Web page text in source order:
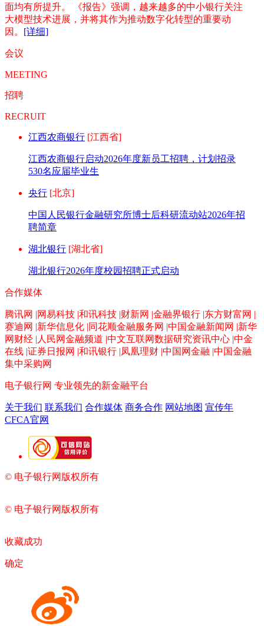
面均有所提升。 《报告》强调，越来越多的中小银行关注
大模型技术进展，并将其作为推动数字化转型的重要动
因。 [详细]
会议
MEETING
招聘
RECRUIT
江西农商银行 [江西省]
江西农商银行启动2026年度新员工招聘，计划招录
530名应届毕业生
央行 [北京]
中国人民银行金融研究所博士后科研流动站2026年招
聘简章
湖北银行 [湖北省]
湖北银行2026年度校园招聘正式启动
合作媒体
腾讯网 |网易科技 |和讯科技 |财新网 |金融界银行 |东方财富网 |
赛迪网 |新华信息化 |同花顺金融服务网 |中国金融新闻网 |新华
网财经 |人民网金融频道 |中文互联网数据研究资讯中心 |中金
在线 |证券日报网 |和讯银行 |凤凰理财 |中国网金融 |中国金融
集中采购网
电子银行网 专业领先的新金融平台
关于我们 联系我们 合作媒体 商务合作 网站地图 宣传年
CFCA官网
© 电子银行网版权所有
© 电子银行网版权所有
收藏成功
确定